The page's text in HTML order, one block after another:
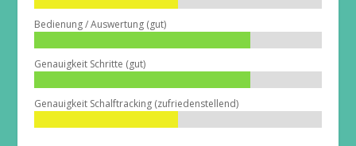
Bedienung / Auswertung (gut)
Genauigkeit Schritte (gut)
Genauigkeit Schalftracking (zufriedenstellend)